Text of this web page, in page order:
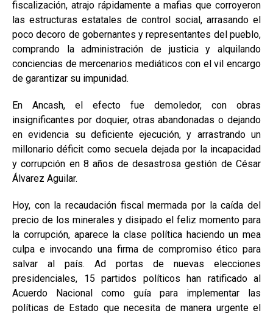
fiscalización, atrajo rápidamente a mafias que corroyeron
las estructuras estatales de control social, arrasando el
poco decoro de gobernantes y representantes del pueblo,
comprando la administración de justicia y alquilando
conciencias de mercenarios mediáticos con el vil encargo
de garantizar su impunidad.
En Ancash, el efecto fue demoledor, con obras
insignificantes por doquier, otras abandonadas o dejando
en evidencia su deficiente ejecución, y arrastrando un
millonario déficit como secuela dejada por la incapacidad
y corrupción en 8 años de desastrosa gestión de César
Álvarez Aguilar.
Hoy, con la recaudación fiscal mermada por la caída del
precio de los minerales y disipado el feliz momento para
la corrupción, aparece la clase política haciendo un mea
culpa e invocando una firma de compromiso ético para
salvar al país. Ad portas de nuevas elecciones
presidenciales, 15 partidos políticos han ratificado al
Acuerdo Nacional como guía para implementar las
políticas de Estado que necesita de manera urgente el